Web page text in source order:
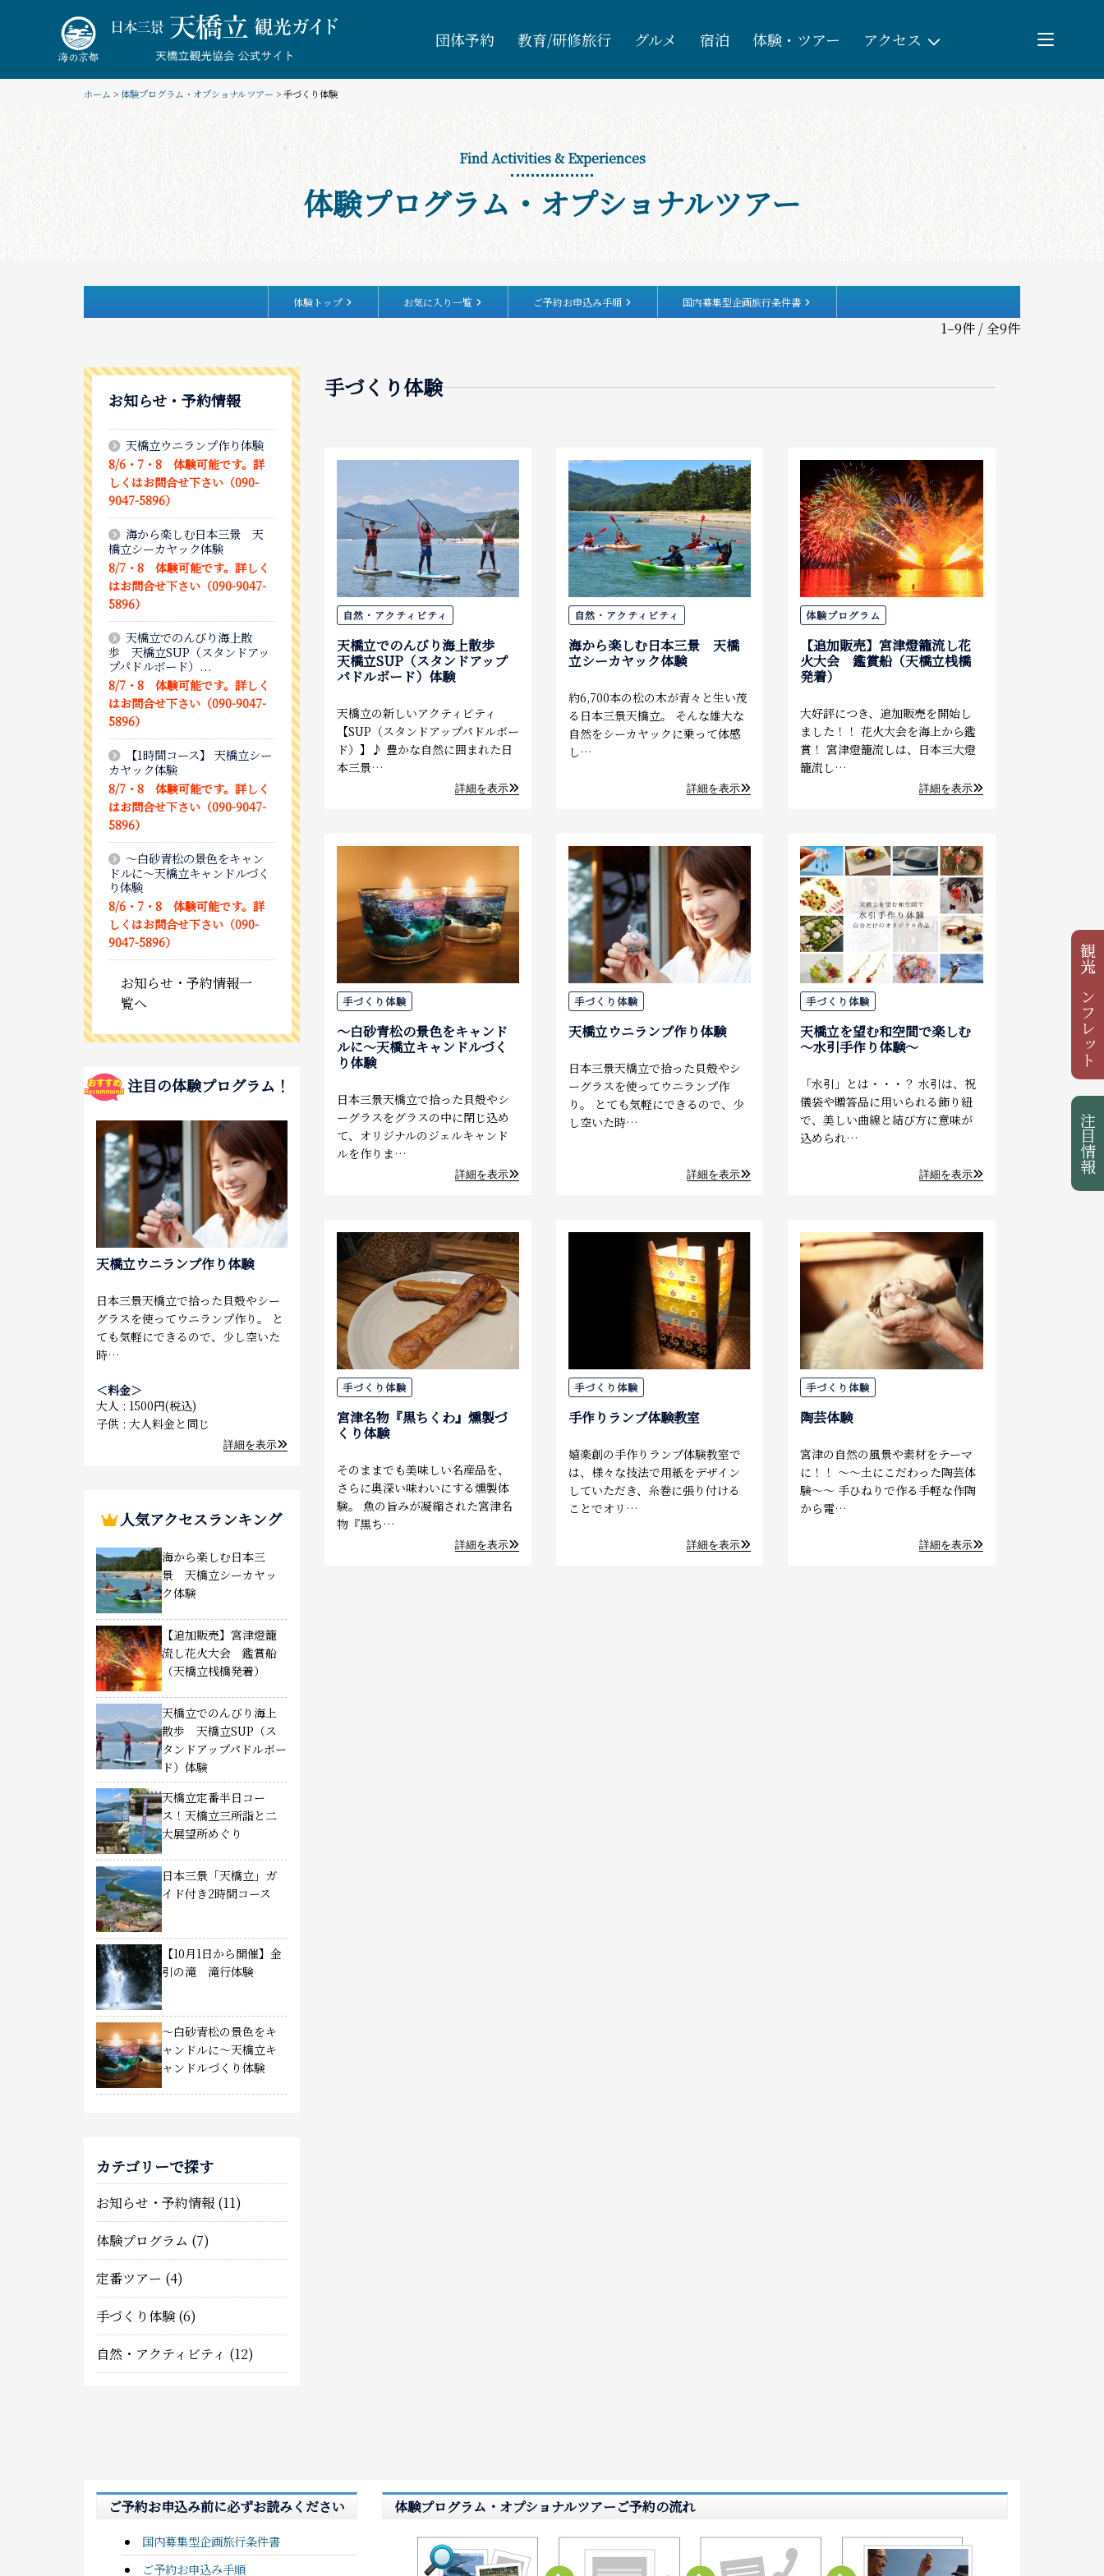
観光パンフレット
注目情報
団体予約 教育/研修旅行 グルメ 宿泊 体験・ツアー アクセス
団体予約
教育/研修旅行
観る・遊ぶ
泊まる
アクセス
ホーム >体験プログラム・オプショナルツアー > 手づくり体験
Find Activities & Experiences
体験プログラム・オプショナルツアー
体験トップ お気に入り一覧 ご予約お申込み手順 国内募集型企画旅行条件書
1–9件 / 全9件
手づくり体験
自然・アクティビティ
天橋立でのんびり海上散歩
天橋立SUP（スタンドアップ
パドルボード）体験
天橋立の新しいアクティビティ
【SUP（スタンドアップパドルボー
ド）】♪ 豊かな自然に囲まれた日
本三景…
詳細を表示
自然・アクティビティ
海から楽しむ日本三景 天橋
立シーカヤック体験
約6,700本の松の木が青々と生い茂
る日本三景天橋立。 そんな雄大な
自然をシーカヤックに乗って体感
し…
詳細を表示
体験プログラム
【追加販売】宮津燈籠流し花
火大会 鑑賞船（天橋立桟橋
発着）
大好評につき、追加販売を開始し
ました！！ 花火大会を海上から鑑
賞！ 宮津燈籠流しは、日本三大燈
籠流し…
詳細を表示
手づくり体験
～白砂青松の景色をキャンド
ルに～天橋立キャンドルづく
り体験
日本三景天橋立で拾った貝殻やシ
ーグラスをグラスの中に閉じ込め
て、オリジナルのジェルキャンド
ルを作りま…
詳細を表示
手づくり体験
天橋立ウニランプ作り体験
日本三景天橋立で拾った貝殻やシ
ーグラスを使ってウニランプ作
り。 とても気軽にできるので、少
し空いた時…
詳細を表示
手づくり体験
天橋立を望む和空間で楽しむ
～水引手作り体験～
「水引」とは・・・？ 水引は、祝
儀袋や贈答品に用いられる飾り紐
で、美しい曲線と結び方に意味が
込められ…
詳細を表示
手づくり体験
宮津名物『黒ちくわ』燻製づ
くり体験
そのままでも美味しい名産品を、
さらに奥深い味わいにする燻製体
験。 魚の旨みが凝縮された宮津名
物『黒ち…
詳細を表示
手づくり体験
手作りランプ体験教室
嬉楽創の手作りランプ体験教室で
は、様々な技法で用紙をデザイン
していただき、糸巻に張り付ける
ことでオリ…
詳細を表示
手づくり体験
陶芸体験
宮津の自然の風景や素材をテーマ
に！！ ～～土にこだわった陶芸体
験～～ 手ひねりで作る手軽な作陶
から電…
詳細を表示
お知らせ・予約情報
天橋立ウニランプ作り体験
8/6・7・8 体験可能です。詳
しくはお問合せ下さい（090-
9047-5896）
海から楽しむ日本三景 天
橋立シーカヤック体験
8/7・8 体験可能です。詳しく
はお問合せ下さい（090-9047-
5896）
天橋立でのんびり海上散
歩 天橋立SUP（スタンドアッ
プパドルボード）...
8/7・8 体験可能です。詳しく
はお問合せ下さい（090-9047-
5896）
【1時間コース】 天橋立シー
カヤック体験
8/7・8 体験可能です。詳しく
はお問合せ下さい（090-9047-
5896）
～白砂青松の景色をキャン
ドルに～天橋立キャンドルづく
り体験
8/6・7・8 体験可能です。詳
しくはお問合せ下さい（090-
9047-5896）
お知らせ・予約情報一
覧へ
注目の体験プログラム！
天橋立ウニランプ作り体験
日本三景天橋立で拾った貝殻やシー
グラスを使ってウニランプ作り。 と
ても気軽にできるので、少し空いた
時…
＜料金＞
大人
1500円(税込)
子供
大人料金と同じ
詳細を表示
人気アクセスランキング
海から楽しむ日本三
景 天橋立シーカヤッ
ク体験
【追加販売】宮津燈籠
流し花火大会 鑑賞船
（天橋立桟橋発着）
天橋立でのんびり海上
散歩 天橋立SUP（ス
タンドアップパドルボー
ド）体験
天橋立定番半日コー
ス！天橋立三所詣と二
大展望所めぐり
日本三景「天橋立」ガ
イド付き2時間コース
【10月1日から開催】金
引の滝 滝行体験
～白砂青松の景色をキ
ャンドルに～天橋立キ
ャンドルづくり体験
カテゴリーで探す
お知らせ・予約情報 (11)
体験プログラム (7)
定番ツアー (4)
手づくり体験 (6)
自然・アクティビティ (12)
ご予約お申込み前に必ずお読みください
国内募集型企画旅行条件書
ご予約お申込み手順
体験プログラム・オプショナルツアーご予約の流れ